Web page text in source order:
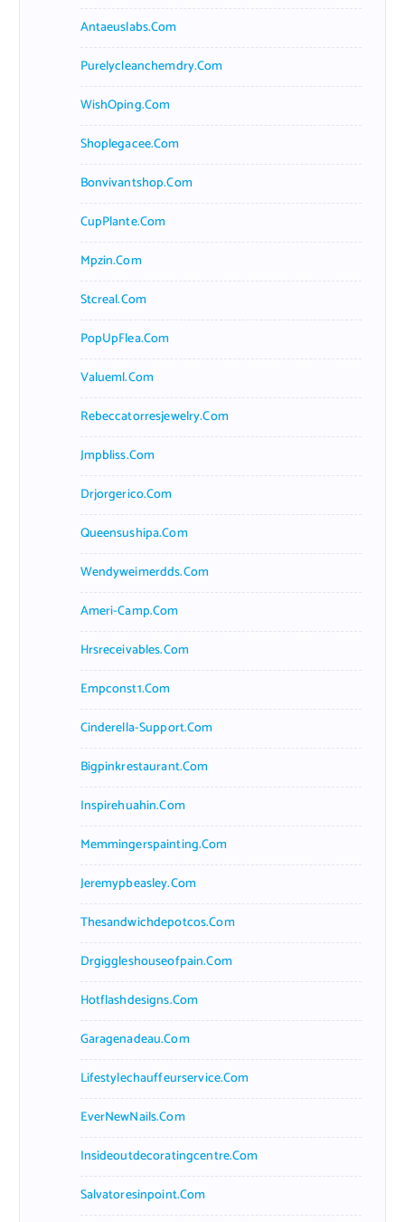
Antaeuslabs.com
Purelycleanchemdry.com
WishOping.com
Shoplegacee.com
Bonvivantshop.com
CupPlante.com
Mpzin.com
Stcreal.com
PopUpFlea.com
Valueml.com
Rebeccatorresjewelry.com
Jmpbliss.com
Drjorgerico.com
Queensushipa.com
Wendyweimerdds.com
Ameri-Camp.com
Hrsreceivables.com
Empconst1.com
Cinderella-Support.com
Bigpinkrestaurant.com
Inspirehuahin.com
Memmingerspainting.com
Jeremypbeasley.com
Thesandwichdepotcos.com
Drgiggleshouseofpain.com
Hotflashdesigns.com
Garagenadeau.com
Lifestylechauffeurservice.com
EverNewNails.com
Insideoutdecoratingcentre.com
Salvatoresinpoint.com